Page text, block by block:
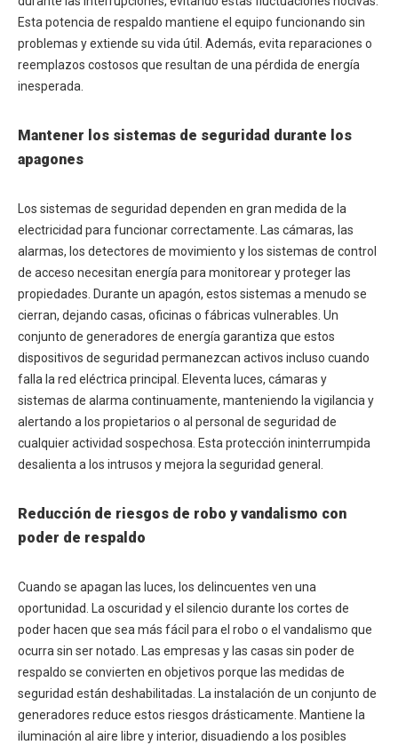
Esta potencia de respaldo mantiene el equipo funcionando sin
problemas y extiende su vida útil. Además, evita reparaciones o
reemplazos costosos que resultan de una pérdida de energía
inesperada.
Mantener los sistemas de seguridad durante los
apagones
Los sistemas de seguridad dependen en gran medida de la
electricidad para funcionar correctamente. Las cámaras, las
alarmas, los detectores de movimiento y los sistemas de control
de acceso necesitan energía para monitorear y proteger las
propiedades. Durante un apagón, estos sistemas a menudo se
cierran, dejando casas, oficinas o fábricas vulnerables. Un
conjunto de generadores de energía garantiza que estos
dispositivos de seguridad permanezcan activos incluso cuando
falla la red eléctrica principal. Eleventa luces, cámaras y
sistemas de alarma continuamente, manteniendo la vigilancia y
alertando a los propietarios o al personal de seguridad de
cualquier actividad sospechosa. Esta protección ininterrumpida
desalienta a los intrusos y mejora la seguridad general.
Reducción de riesgos de robo y vandalismo con
poder de respaldo
Cuando se apagan las luces, los delincuentes ven una
oportunidad. La oscuridad y el silencio durante los cortes de
poder hacen que sea más fácil para el robo o el vandalismo que
ocurra sin ser notado. Las empresas y las casas sin poder de
respaldo se convierten en objetivos porque las medidas de
seguridad están deshabilitadas. La instalación de un conjunto de
generadores reduce estos riesgos drásticamente. Mantiene la
iluminación al aire libre y interior, disuadiendo a los posibles